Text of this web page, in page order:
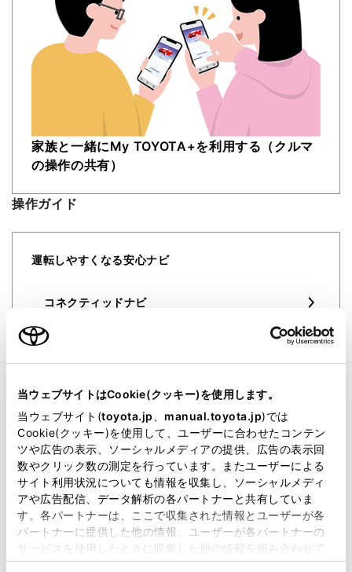
当ウェブサイトはCookie(クッキー)を使用します。
当ウェブサイト(toyota.jp manual.toyota.jp)では
Cookie(クッキー)を使用して、ユーザーに合わせたコンテン
ツや広告の表示、ソーシャルメディアの提供、広告の表示回
数やクリック数の測定を行っています。またユーザーによる
サイト利用状況についても情報を収集し、ソーシャルメディ
アや広告配信、データ解析の各パートナーと共有していま
す。各パートナーは、ここで収集された情報とユーザーが各
パートナーに提供した他の情報、ユーザーが各パートナーの
サービスを使用したときに収集した他の情報を組み合わせて
使用することがあります。当ウェブサイトの使用を続行する
家族と一緒にMy TOYOTA+を​利用する​（クルマ
の​操作の​共有）​
操作ガイド
運転しやすくなる​安心ナビ
コネクティッドナビ
エージェント（音声対話サービス）
万が​一の​ときの​安心レスキュー
ヘルプネット
eケア（ヘルスチェックレポート）
ドライブ診断